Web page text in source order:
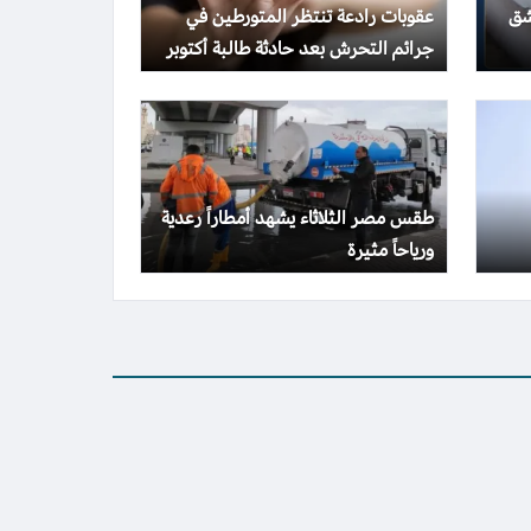
عقوبات رادعة تنتظر المتورطين في
جرائم التحرش بعد حادثة طالبة أكتوبر
طقس مصر الثلاثاء يشهد أمطاراً رعدية
ورياحاً مثيرة